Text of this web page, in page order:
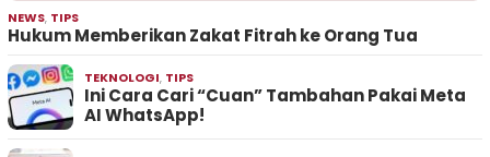
NEWS, TIPS
Hukum Memberikan Zakat Fitrah ke Orang Tua
TEKNOLOGI, TIPS
Ini Cara Cari “Cuan” Tambahan Pakai Meta
AI WhatsApp!